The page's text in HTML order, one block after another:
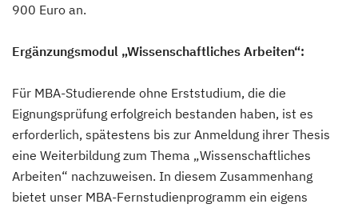
900 Euro an.
Ergänzungsmodul „Wissenschaftliches Arbeiten“:
Für MBA-Studierende ohne Erststudium, die die
Eignungsprüfung erfolgreich bestanden haben, ist es
erforderlich, spätestens bis zur Anmeldung ihrer Thesis
eine Weiterbildung zum Thema „Wissenschaftliches
Arbeiten“ nachzuweisen. In diesem Zusammenhang
bietet unser MBA-Fernstudienprogramm ein eigens